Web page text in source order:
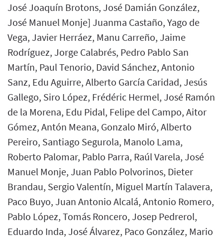
José Joaquín Brotons, José Damián González,
José Manuel Monje] Juanma Castaño, Yago de
Vega, Javier Herráez, Manu Carreño, Jaime
Rodríguez, Jorge Calabrés, Pedro Pablo San
Martín, Paul Tenorio, David Sánchez, Antonio
Sanz, Edu Aguirre, Alberto García Caridad, Jesús
Gallego, Siro López, Frédéric Hermel, José Ramón
de la Morena, Edu Pidal, Felipe del Campo, Aitor
Gómez, Antón Meana, Gonzalo Miró, Alberto
Pereiro, Santiago Segurola, Manolo Lama,
Roberto Palomar, Pablo Parra, Raúl Varela, José
Manuel Monje, Juan Pablo Polvorinos, Dieter
Brandau, Sergio Valentín, Miguel Martín Talavera,
Paco Buyo, Juan Antonio Alcalá, Antonio Romero,
Pablo López, Tomás Roncero, Josep Pedrerol,
Eduardo Inda, José Álvarez, Paco González, Mario